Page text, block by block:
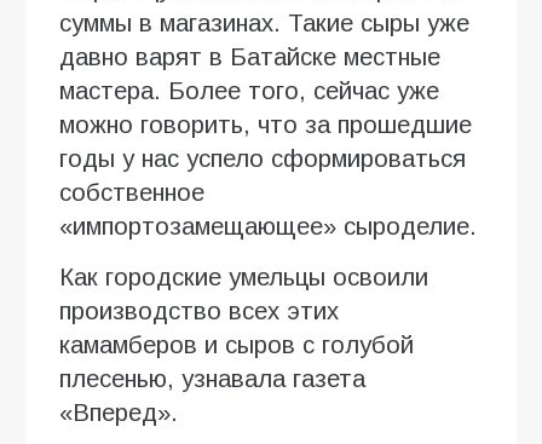
суммы в магазинах. Такие сыры уже
давно варят в Батайске местные
мастера. Более того, сейчас уже
можно говорить, что за прошедшие
годы у нас успело сформироваться
собственное
«импортозамещающее» сыроделие.
Как городские умельцы освоили
производство всех этих
камамберов и сыров с голубой
плесенью, узнавала газета
«Вперед».